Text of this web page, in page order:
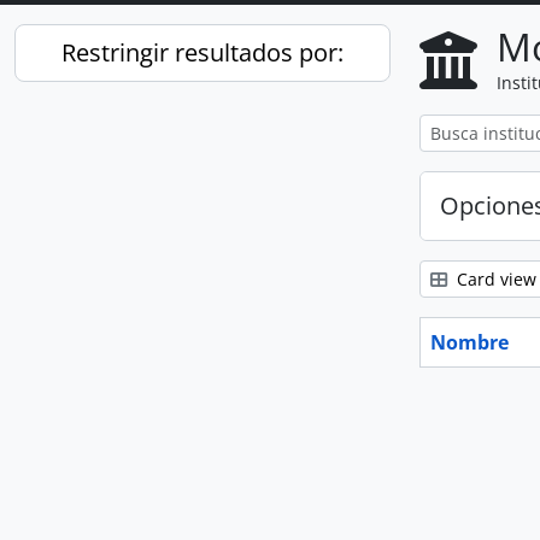
Restringir resultados por:
Card view
Nombre